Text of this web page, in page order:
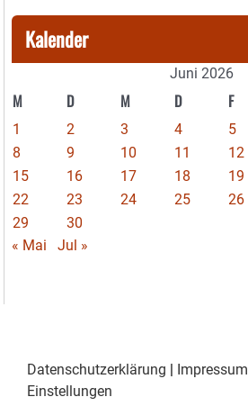
Kalender
Juni 2026
M D M D F
1 2 3 4 5
8
9 10 11 12
15
16 17 18 19
22
23 24 25 26
29
30
« Mai
Jul »
Datenschutzerklärung Impressum
Einstellungen